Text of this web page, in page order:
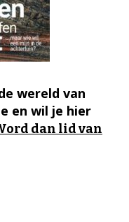
wereld van
en wil je hier
dan lid van